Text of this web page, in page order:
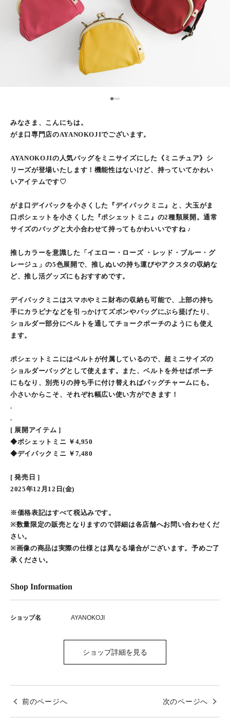
123
みなさま、こんにちは。
がま口専門店のAYANOKOJIでございます。
AYANOKOJIの人気バッグをミニサイズにした《ミニチュア》シ
リーズが登場いたします！機能性はないけど、持っていてかわい
いアイテムです♡
がま口デイパックを小さくした『デイパックミニ』と、大玉がま
口ポシェットを小さくした『ポシェットミニ』の2種類展開。通常
サイズのバッグと大小合わせて持ってもかわいいですね ♪
推しカラーを意識した「イエロー・ローズ ・レッド・ブルー・グ
レージュ」の5色展開で、推しぬいの持ち運びやアクスタの収納な
ど、推し活グッズにもおすすめです。
デイパックミニはスマホやミニ財布の収納も可能で、上部の持ち
手にカラビナなどを引っかけてズボンやバッグにぶら提げたり、
ショルダー部分にベルトを通してチョークポーチのようにも使え
ます。
ポシェットミニにはベルトが付属しているので、超ミニサイズの
ショルダーバッグとして使えます。また、ベルトを外せばポーチ
にもなり、別売りの持ち手に付け替えればバッグチャームにも。
小さいからこそ、それぞれ幅広い使い方ができます！
.
.
[ 展開アイテム ]
◆ポシェットミニ ￥4,950
◆デイパックミニ ￥7,480
[ 発売日 ]
2025年12月12日(金)
※価格表記はすべて税込みです。
※数量限定の販売となりますので詳細は各店舗へお問い合わせくだ
さい。
※画像の商品は実際の仕様とは異なる場合がございます。予めご了
承ください。
Shop Information
ショップ名 AYANOKOJI
ショップ詳細を見る
前のページへ 次のページへ